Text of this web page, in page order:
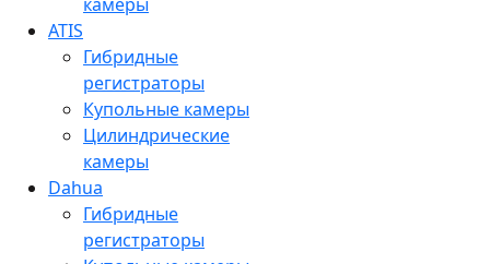
ATIS
Гибридные
регистраторы
Купольные камеры
Цилиндрические
камеры
Dahua
Гибридные
регистраторы